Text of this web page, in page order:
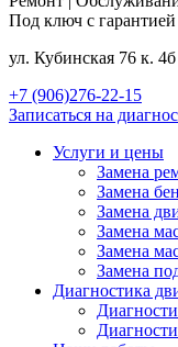
Под ключ с гарантией
ул. Кубинская 76 к. 4б
+7 (906)276-22-15
Записаться на
Услуги и цены
Замена
Замена
Замена
Замена
Замена
Замена
Диагностика